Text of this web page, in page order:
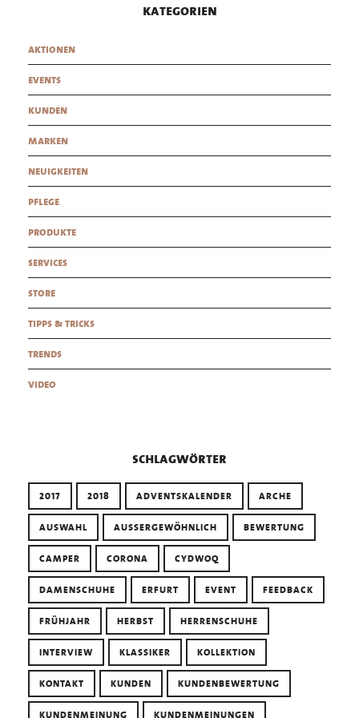
kategorien
aktionen
events
kunden
marken
neuigkeiten
pflege
produkte
services
store
tipps & tricks
trends
video
schlagwörter
2017 2018 ADVENTSKALENDER ARCHE
AUSWAHL AUSSERGEWÖHNLICH BEWERTUNG
CAMPER CORONA CYDWOQ
DAMENSCHUHE ERFURT EVENT FEEDBACK
FRÜHJAHR HERBST HERRENSCHUHE
INTERVIEW KLASSIKER KOLLEKTION
KONTAKT KUNDEN KUNDENBEWERTUNG
KUNDENMEINUNG KUNDENMEINUNGEN